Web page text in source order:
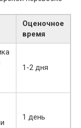
Оценочное
время
1-2 дня
1 день